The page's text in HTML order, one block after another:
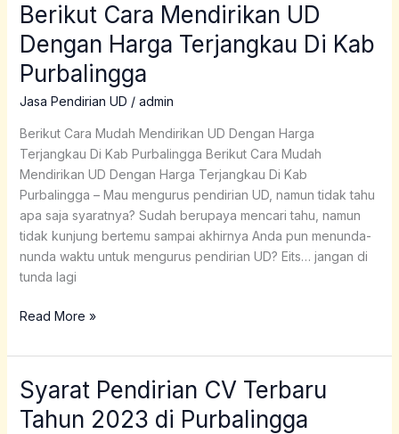
Berikut Cara Mendirikan UD
Dengan Harga Terjangkau Di Kab
Purbalingga
Jasa Pendirian UD / admin
Berikut Cara Mudah Mendirikan UD Dengan Harga
Terjangkau Di Kab Purbalingga Berikut Cara Mudah
Mendirikan UD Dengan Harga Terjangkau Di Kab
Purbalingga – Mau mengurus pendirian UD, namun tidak tahu
apa saja syaratnya? Sudah berupaya mencari tahu, namun
tidak kunjung bertemu sampai akhirnya Anda pun menunda-
nunda waktu untuk mengurus pendirian UD? Eits… jangan di
tunda lagi
Berikut
Mendirikan
UD
Terjangkau
Di
Kab
Purbalingga
Read More »
Syarat Pendirian CV Terbaru
Tahun 2023 di Purbalingga
Syarat
Pendirian
CV